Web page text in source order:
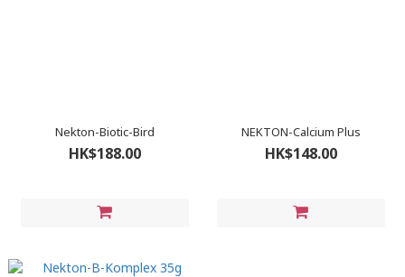
Nekton-Biotic-Bird
HK$188.00
NEKTON-Calcium Plus
HK$148.00